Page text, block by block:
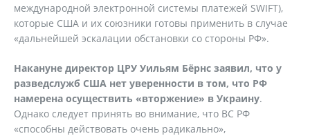
международной электронной системы платежей SWIFT),
которые США и их союзники готовы применить в случае
«дальнейшей эскалации обстановки со стороны РФ».
Накануне директор ЦРУ Уильям Бёрнс заявил, что у
разведслужб США нет уверенности в том, что РФ
намерена осуществить «вторжение» в Украину.
Однако следует принять во внимание, что ВС РФ
«способны действовать очень радикально»,